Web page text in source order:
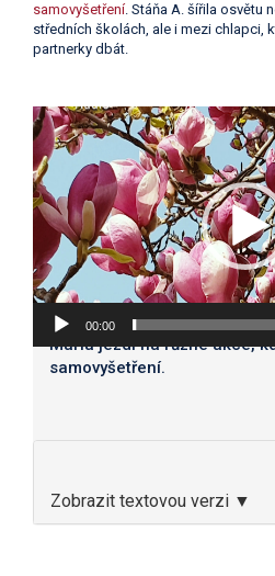
samovyšetření. Stáňa A. šířila osvětu
středních školách, ale i mezi chlapci,
partnerky dbát.
Video
přehrávač
00:00
Maria jezdí na různé akce,
samovyšetření.
Zobrazit textovou verzi ▼